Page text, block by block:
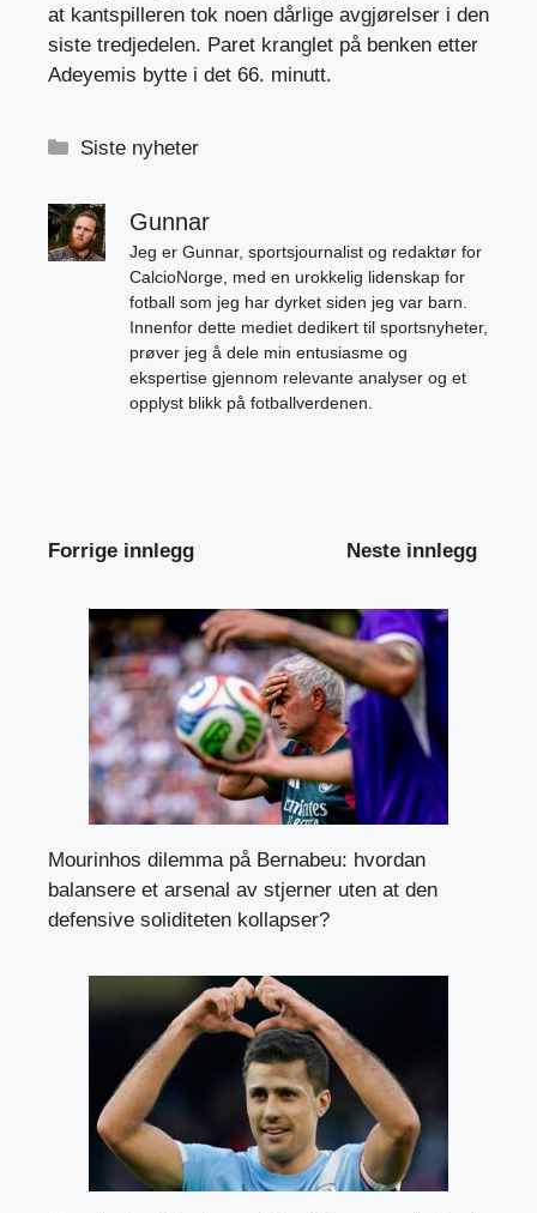
at kantspilleren tok noen dårlige avgjørelser i den
siste tredjedelen. Paret kranglet på benken etter
Adeyemis bytte i det 66. minutt.
Kategorier
Siste nyheter
Gunnar
Jeg er Gunnar, sportsjournalist og redaktør for
CalcioNorge, med en urokkelig lidenskap for
fotball som jeg har dyrket siden jeg var barn.
Innenfor dette mediet dedikert til sportsnyheter,
prøver jeg å dele min entusiasme og
ekspertise gjennom relevante analyser og et
opplyst blikk på fotballverdenen.
Forrige innlegg Neste innlegg
Mourinhos dilemma på Bernabeu: hvordan
balansere et arsenal av stjerner uten at den
defensive soliditeten kollapser?